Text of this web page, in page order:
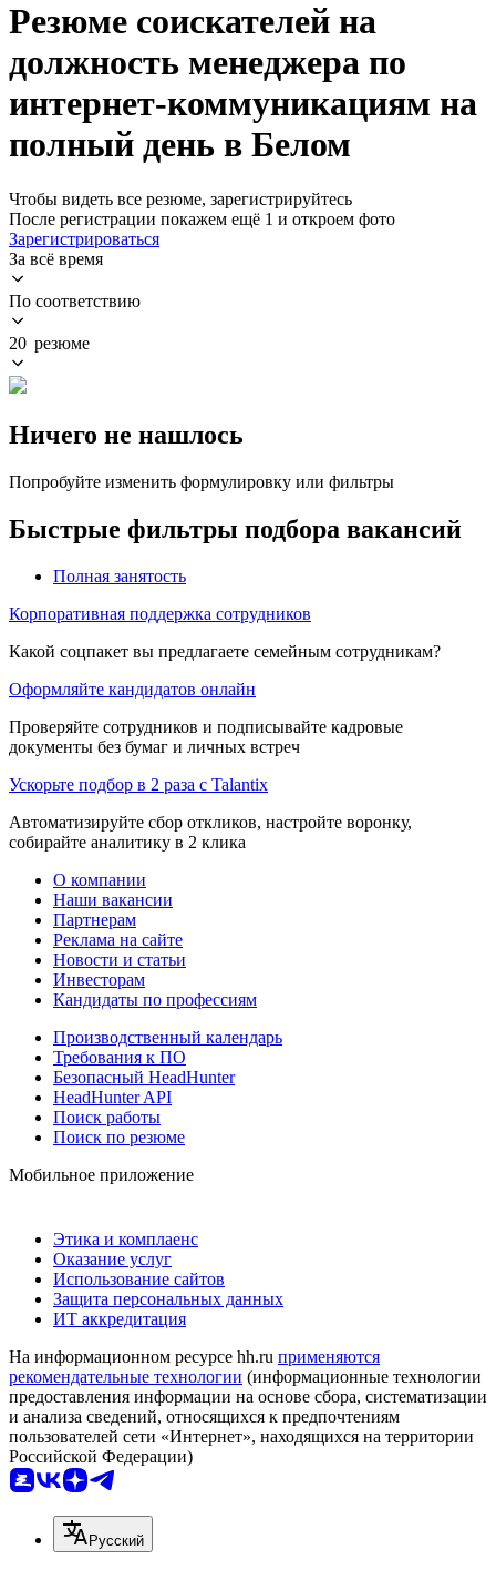
Резюме соискателей на
должность менеджера по
интернет-коммуникациям на
полный день в Белом
Чтобы видеть все резюме, зарегистрируйтесь
После регистрации покажем ещё 1 и откроем фото
Зарегистрироваться
За всё время
По соответствию
20 резюме
Ничего не нашлось
Попробуйте изменить формулировку или фильтры
Быстрые фильтры подбора вакансий
Полная занятость
Корпоративная поддержка сотрудников
Какой соцпакет вы предлагаете семейным сотрудникам?
Оформляйте кандидатов онлайн
Проверяйте сотрудников и подписывайте кадровые
документы без бумаг и личных встреч
Ускорьте подбор в 2 раза с Talantix
Автоматизируйте сбор откликов, настройте воронку,
собирайте аналитику в 2 клика
О компании
Наши вакансии
Партнерам
Реклама на сайте
Новости и статьи
Инвесторам
Кандидаты по профессиям
Производственный календарь
Требования к ПО
Безопасный HeadHunter
HeadHunter API
Поиск работы
Поиск по резюме
Мобильное приложение
Этика и комплаенс
Оказание услуг
Использование сайтов
Защита персональных данных
ИТ аккредитация
На информационном ресурсе hh.ru применяются
рекомендательные технологии (информационные технологии
предоставления информации на основе сбора, систематизации
и анализа сведений, относящихся к предпочтениям
пользователей сети «Интернет», находящихся на территории
Российской Федерации)
Русский